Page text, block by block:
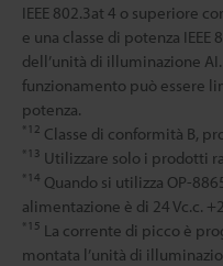
IEEE 802.3at 4 o superiore
e una classe di potenza IEEE
dell’unità di illuminazione AI.
funzionamento può essere
potenza.
*12 Classe di conformità B,
*13 Utilizzare solo i prodotti
*14 Quando si utilizza OP-
alimentazione è di 24 Vc.c.
*15 La corrente di picco è
montata l’unità di